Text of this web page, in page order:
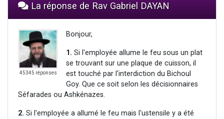
La réponse de Rav Gabriel DAYAN
45345 réponses
Bonjour,
1. Si l'employée allume le feu sous un plat
se trouvant sur une plaque de cuisson, il
est touché par l'interdiction du Bichoul
Goy. Que ce soit selon les décisionnaires
Séfarades ou Ashkénazes.
2. Si l'employée a allumé le feu mais l'ustensile y a été